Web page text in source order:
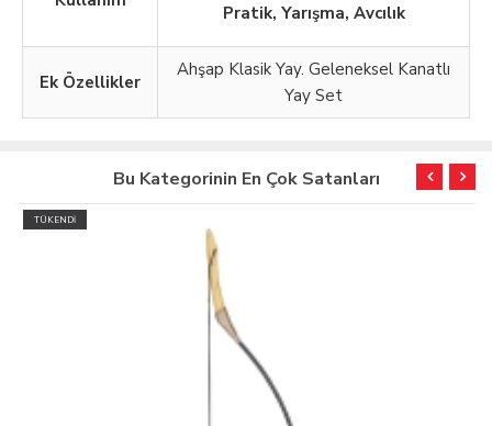
Pratik, Yarışma, Avcılık
Ek Özellikler
Ahşap Klasik Yay. Geleneksel Kanatlı
Yay Set
Bu Kategorinin En Çok Satanları
TÜKENDİ